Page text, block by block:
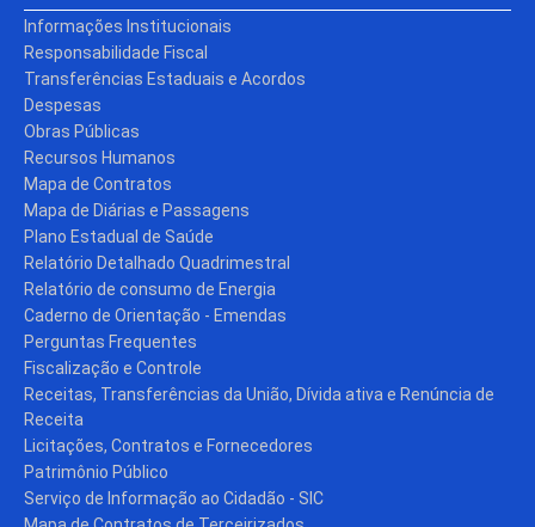
Informações Institucionais
Responsabilidade Fiscal
Transferências Estaduais e Acordos
Despesas
Obras Públicas
Recursos Humanos
Mapa de Contratos
Mapa de Diárias e Passagens
Plano Estadual de Saúde
Relatório Detalhado Quadrimestral
Relatório de consumo de Energia
Caderno de Orientação - Emendas
Perguntas Frequentes
Fiscalização e Controle
Receitas, Transferências da União, Dívida ativa e Renúncia de
Receita
Licitações, Contratos e Fornecedores
Patrimônio Público
Serviço de Informação ao Cidadão - SIC